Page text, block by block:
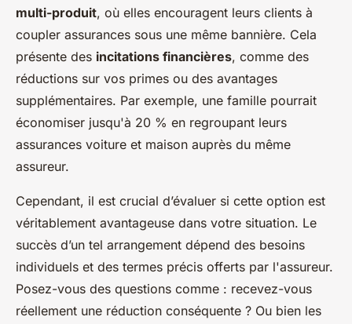
multi-produit, où elles encouragent leurs clients à
coupler assurances sous une même bannière. Cela
présente des incitations financières, comme des
réductions sur vos primes ou des avantages
supplémentaires. Par exemple, une famille pourrait
économiser jusqu'à 20 % en regroupant leurs
assurances voiture et maison auprès du même
assureur.
Cependant, il est crucial d’évaluer si cette option est
véritablement avantageuse dans votre situation. Le
succès d’un tel arrangement dépend des besoins
individuels et des termes précis offerts par l'assureur.
Posez-vous des questions comme : recevez-vous
réellement une réduction conséquente ? Ou bien les